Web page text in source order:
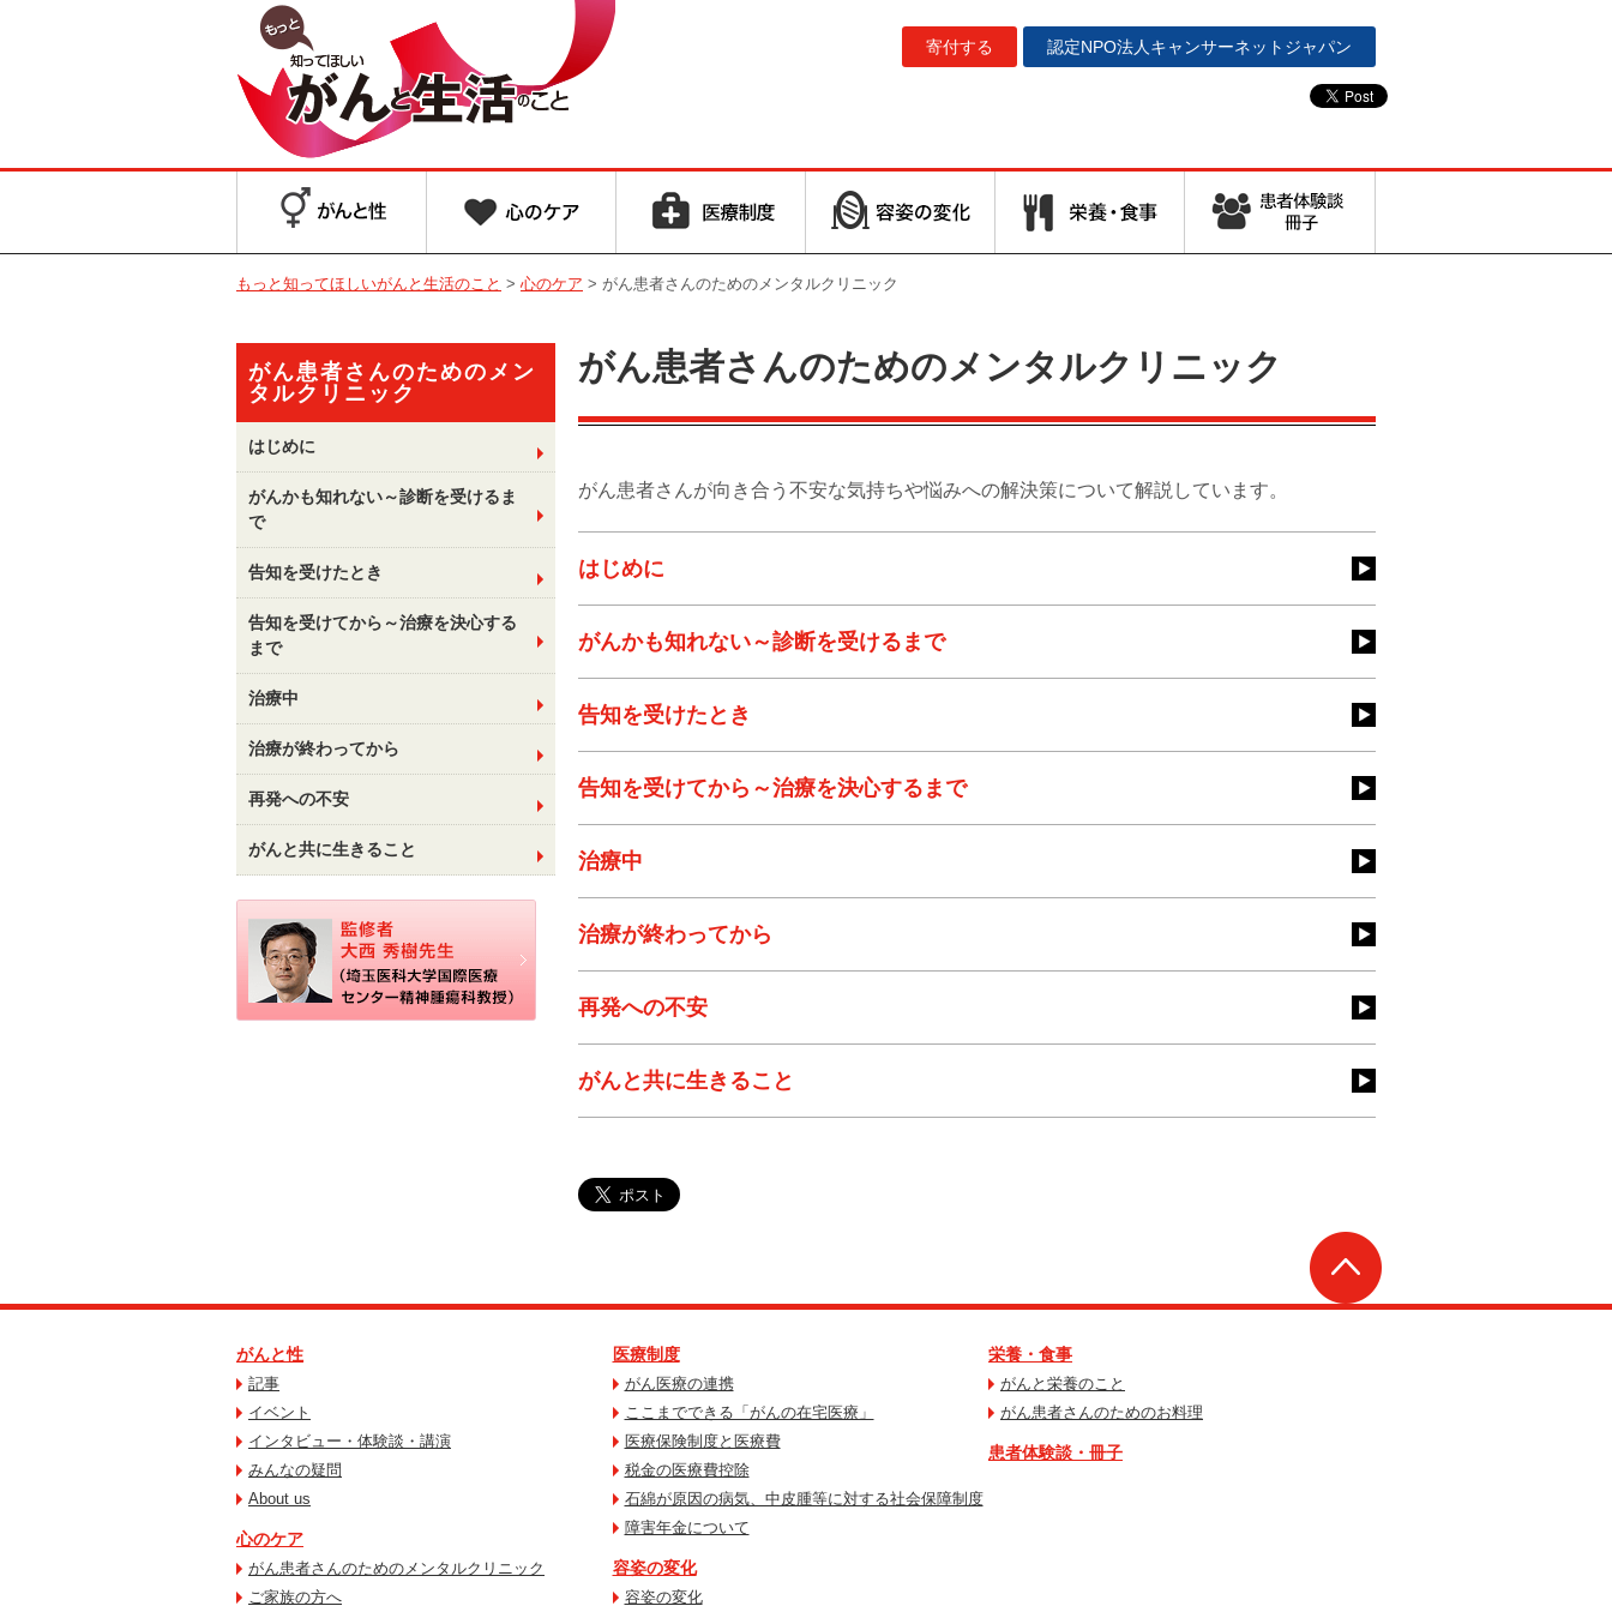
認定NPO法人 キャンサーネットジャパン
寄付する
もっと知ってほしいがんと生活のこと > 心のケア > がん患者さんのためのメンタルクリニック
がん患者さんのためのメンタルクリニック
がん患者さんが向き合う不安な気持ちや悩みへの解決策について解説しています。
はじめに
がんかも知れない～診断を受けるまで
告知を受けたとき
告知を受けてから～治療を決心するまで
治療中
治療が終わってから
再発への不安
がんと共に生きること
がん患者さんのためのメン
タルクリニック
はじめに
がんかも知れない～診断を受けるま
で
告知を受けたとき
告知を受けてから～治療を決心する
まで
治療中
治療が終わってから
再発への不安
がんと共に生きること
がんと性
記事
イベント
インタビュー・体験談・講演
みんなの疑問
About us
心のケア
がん患者さんのためのメンタルクリニック
ご家族の方へ
医療制度
がん医療の連携
ここまでできる「がんの在宅医療」
医療保険制度と医療費
税金の医療費控除
石綿が原因の病気、中皮腫等に対する社会保障制度
障害年金について
容姿の変化
容姿の変化
栄養・食事
がんと栄養のこと
がん患者さんのためのお料理
患者体験談・冊子